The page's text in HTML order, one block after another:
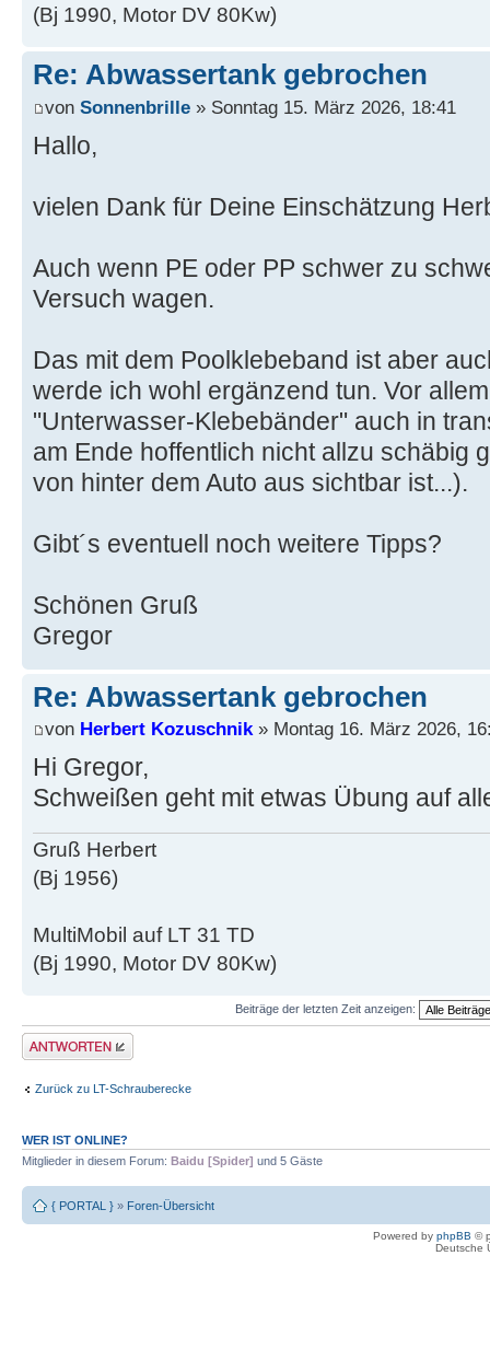
(Bj 1990, Motor DV 80Kw)
Re: Abwassertank gebrochen
von Sonnenbrille » Sonntag 15. März 2026, 18:41
Hallo,
vielen Dank für Deine Einschätzung
Auch wenn PE oder PP schwer zu
Versuch wagen.
Das mit dem Poolklebeband ist aber
werde ich wohl ergänzend tun. Vor
"Unterwasser-Klebebänder" auch in
am Ende hoffentlich nicht allzu schäbig
von hinter dem Auto aus sichtbar ist...).
Gibt´s eventuell noch weitere Tipps?
Schönen Gruß
Gregor
Re: Abwassertank gebrochen
von Herbert Kozuschnik» Montag 16. März 2026,
Hi Gregor,
Schweißen geht mit etwas Übung auf
Gruß Herbert
(Bj 1956)
MultiMobil auf LT 31 TD
(Bj 1990, Motor DV 80Kw)
Beiträge der letzten Zeit anzeigen:
Antwort erstellen
Zurück zu LT-Schrauberecke
WER IST ONLINE?
Mitglieder in diesem Forum: Baidu [Spider] und 5 Gäste
{ PORTAL } » Foren-Übersicht
Powered by phpBB ©
Deutsche